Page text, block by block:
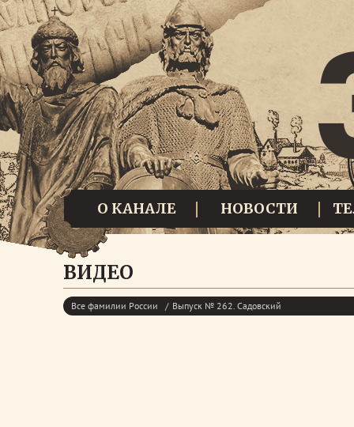
О КАНАЛЕ НОВОСТИ
ВИДЕО
Все фамилии России Выпуск № 262. Садовский